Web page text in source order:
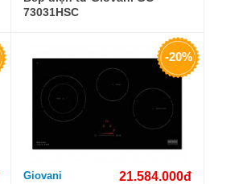
73031HSC
-20%
Giovani 21.584.000đ